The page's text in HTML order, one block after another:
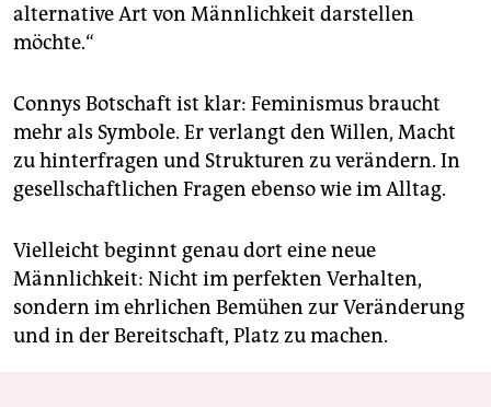
alternative Art von Männlichkeit darstellen
möchte.“
Connys Botschaft ist klar: Feminismus braucht
mehr als Symbole. Er verlangt den Willen, Macht
zu hinterfragen und Strukturen zu verändern. In
gesellschaftlichen Fragen ebenso wie im Alltag.
Vielleicht beginnt genau dort eine neue
Männlichkeit: Nicht im perfekten Verhalten,
sondern im ehrlichen Bemühen zur Veränderung
und in der Bereitschaft, Platz zu machen.